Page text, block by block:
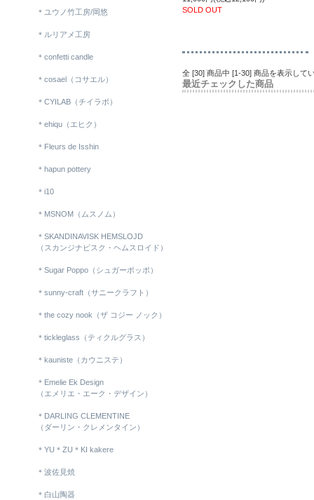
SOLD OUT
全 [30] 商品中 [1-30] 商品を表示して
最近チェックした商品
＊ユウノ竹工房/岡悠
＊ルリアメ工房
＊confetti candle
＊cosael（コサエル）
＊CYILAB（チイラボ）
＊ehiqu（エヒク）
＊Fleurs de Isshin
＊hapun pottery
＊i10
＊MSNOM（ムスノム）
＊SKANDINAVISK HEMSLOJD
（スカンジナビスク・ヘムスロイド）
＊Sugar Poppo（シュガーポッポ）
＊sunny-craft（サニークラフト）
＊the cozy nook（ザ コジー ノック）
＊tickleglass（ティクルグラス）
＊kauniste（カウニステ）
＊Emelie Ek Design
（エメリエ・エーク・デザイン）
＊DARLING CLEMENTINE
（ダーリン・クレメンタイン）
＊YU＊ZU＊KI kakere
＊波佐見焼
＊白山陶器